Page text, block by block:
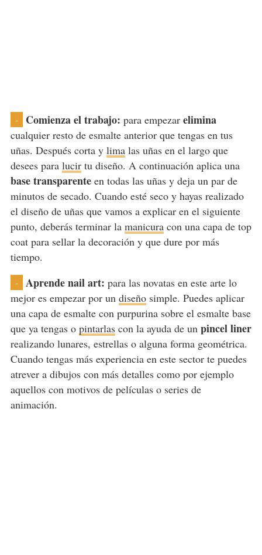
- Comienza el trabajo: para empezar elimina
cualquier resto de esmalte anterior que tengas en tus
uñas. Después corta y limalas uñas en el largo que
desees para lucirtu diseño. A continuación aplica una
base transparenteen todas las uñas y deja un par de
minutos de secado. Cuando esté seco y hayas realizado
el diseño de uñas que vamos a explicar en el siguiente
punto, deberás terminar la manicuracon una capa de top
coat para sellar la decoración y que dure por más
tiempo.
- Aprende nail art: para las novatas en este arte lo
mejor es empezar por un diseñosimple. Puedes aplicar
una capa de esmalte con purpurina sobre el esmalte base
que ya tengas o pintarlascon la ayuda de un pincel liner
realizando lunares, estrellas o alguna forma geométrica.
Cuando tengas más experiencia en este sector te puedes
atrever a dibujos con más detalles como por ejemplo
aquellos con motivos de películas o series de
animación.